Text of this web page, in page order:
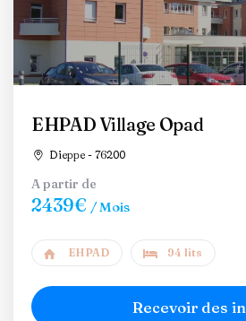
EHPAD Village Opad
Dieppe - 76200
A partir de
2439€ / Mois
EHPAD 94 lits
Recevoir des